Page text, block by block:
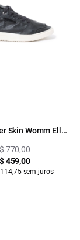
Skin Womm Ellus
770,00
459,00
sem juros